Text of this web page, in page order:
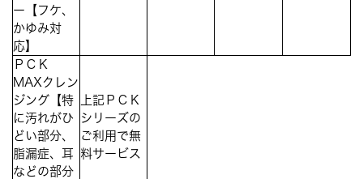
ー【フケ、
かゆみ対
応】
ＰＣＫ
MAXクレン
ジング【特
に汚れがひ
どい部分、
脂漏症、耳
などの部分
上記ＰＣＫ
シリーズの
ご利用で無
料サービス